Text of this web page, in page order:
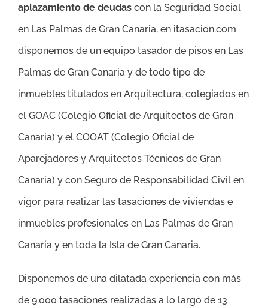
aplazamiento de deudas con la Seguridad Social
en Las Palmas de Gran Canaria, en itasacion.com
disponemos de un equipo tasador de pisos en Las
Palmas de Gran Canaria y de todo tipo de
inmuebles titulados en Arquitectura, colegiados en
el GOAC (Colegio Oficial de Arquitectos de Gran
Canaria) y el COOAT (Colegio Oficial de
Aparejadores y Arquitectos Técnicos de Gran
Canaria) y con Seguro de Responsabilidad Civil en
vigor para realizar las tasaciones de viviendas e
inmuebles profesionales en Las Palmas de Gran
Canaria y en toda la Isla de Gran Canaria.
Disponemos de una dilatada experiencia con más
de 9.000 tasaciones realizadas a lo largo de 13